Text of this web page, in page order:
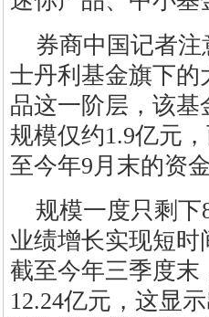
券商中国记者
士丹利基金旗下的
品这一阶层，该
规模仅约1.9亿元
至今年9月末的资
规模一度只剩下
业绩增长实现短
截至今年三季度末
12.24亿元，这显